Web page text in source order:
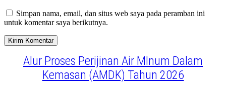
Simpan nama, email, dan situs web saya pada peramban ini
untuk komentar saya berikutnya.
Alur Proses Perijinan Air MInum Dalam
Kemasan (AMDK) Tahun 2026